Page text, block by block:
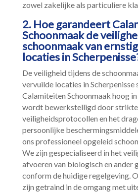
zowel zakelijke als particuliere
2.​ Hoe garandeert
Schoonmaak de
schoonmaak van
locaties in
De veiligheid tijdens de
vervuilde locaties in Scherpenisse
Calamiteiten Schoonmaak hoog
wordt bewerkstelligd door strikte
veiligheidsprotocollen en het
persoonlijke
ons professioneel opgeleid
We zijn gespecialiseerd in het
afvoeren van biologisch en ander
conform de huidige regelgeving.​
zijn getraind in de omgang met